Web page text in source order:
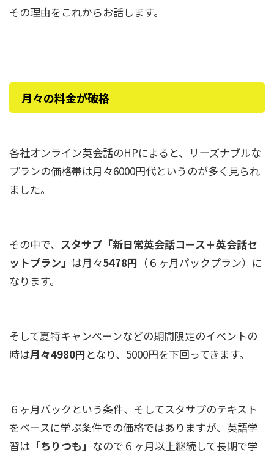
その理由をこれからお話します。
月々の料金が破格
各社オンライン英会話のHPによると、リーズナブルな
プランの価格帯は月々6000円代というのが多く見られ
ました。
その中で、 スタサプ「新日常英会話コース＋英会話セ
ットプラン」 は月々5478円 （６ヶ月パックプラン）に
なります。
そして夏特キャンペーンなどの期間限定のイベントの
時は月々4980円 となり、5000円を下回ってきます。
６ヶ月パックという条件、そしてスタサプのテキスト
をベースに学ぶ条件での価格ではありますが、英語学
習は 「ちりつも」 なので６ヶ月以上継続して長期で学